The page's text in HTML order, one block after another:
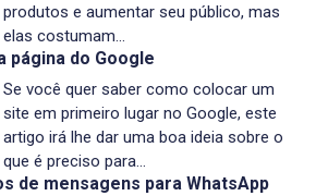
produtos e aumentar seu público, mas
elas costumam…
página do Google
Se você quer saber como colocar um
site em primeiro lugar no Google, este
artigo irá lhe dar uma boa ideia sobre o
que é preciso para…
de mensagens para WhatsApp